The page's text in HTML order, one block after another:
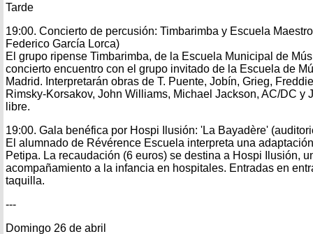
Tarde
19:00. Concierto de percusión: Timbarimba y Escuela
Federico García Lorca)
El grupo ripense Timbarimba, de la Escuela Municipal de
concierto encuentro con el grupo invitado de la Escuela de
Madrid. Interpretarán obras de T. Puente, Jobín, Grieg,
Rimsky-Korsakov, John Williams, Michael Jackson, AC/DC y
libre.
19:00. Gala benéfica por Hospi Ilusión: 'La Bayadère'
El alumnado de Révérence Escuela interpreta una
Petipa. La recaudación (6 euros) se destina a Hospi Ilusión,
acompañamiento a la infancia en hospitales. Entradas en
taquilla.
---
Domingo 26 de abril